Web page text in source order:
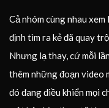
Cả nhóm cùng nhau
định tìm ra kẻ đã quay
Nhưng lạ thay, cứ mỗi
thêm những đoạn video
đó đang điều khiển mọi